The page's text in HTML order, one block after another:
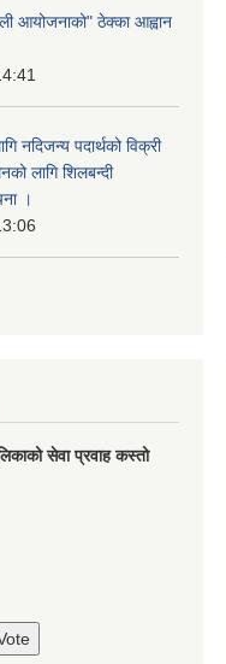
आयोजनाको" ठेक्का आह्वान
पदार्थको विक्री
लागि शिलबन्दी
।
सेवा प्रवाह कस्तो